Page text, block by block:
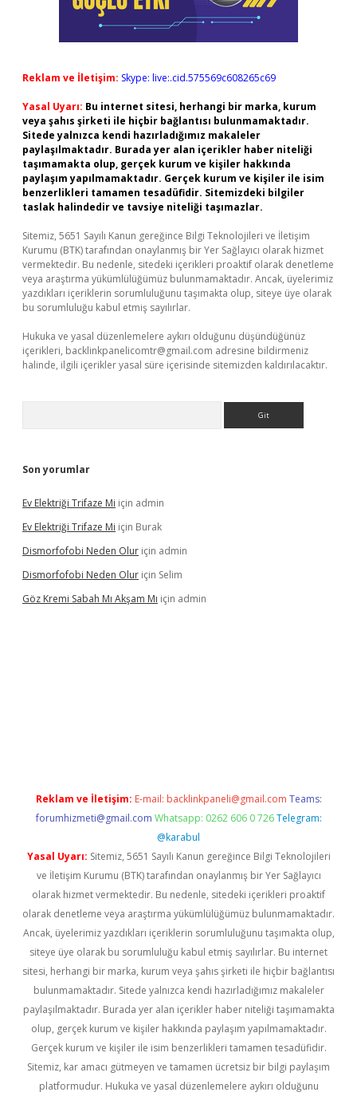
Reklam ve İletişim: Skype: live:.cid.575569c608265c69
Yasal Uyarı: Bu internet sitesi, herhangi bir marka, kurum
veya şahıs şirketi ile hiçbir bağlantısı bulunmamaktadır.
Sitede yalnızca kendi hazırladığımız makaleler
paylaşılmaktadır. Burada yer alan içerikler haber niteliği
taşımamakta olup, gerçek kurum ve kişiler hakkında
paylaşım yapılmamaktadır. Gerçek kurum ve kişiler ile isim
benzerlikleri tamamen tesadüfidir. Sitemizdeki bilgiler
taslak halindedir ve tavsiye niteliği taşımazlar.
Sitemiz, 5651 Sayılı Kanun gereğince Bilgi Teknolojileri ve İletişim
Kurumu (BTK) tarafından onaylanmış bir Yer Sağlayıcı olarak hizmet
vermektedir. Bu nedenle, sitedeki içerikleri proaktif olarak denetleme
veya araştırma yükümlülüğümüz bulunmamaktadır. Ancak, üyelerimiz
yazdıkları içeriklerin sorumluluğunu taşımakta olup, siteye üye olarak
bu sorumluluğu kabul etmiş sayılırlar.
Hukuka ve yasal düzenlemelere aykırı olduğunu düşündüğünüz
içerikleri, backlinkpanelicomtr@gmail.com adresine bildirmeniz
halinde, ilgili içerikler yasal süre içerisinde sitemizden kaldırılacaktır.
Son yorumlar
Ev Elektriği Trifaze Mi için admin
Ev Elektriği Trifaze Mi için Burak
Dismorfofobi Neden Olur için admin
Dismorfofobi Neden Olur için Selim
Göz Kremi Sabah Mı Akşam Mı için admin
Reklam ve İletişim: E-mail: backlinkpaneli@gmail.com Teams:
forumhizmeti@gmail.com Whatsapp: 0262 606 0 726 Telegram:
@karabul
Yasal Uyarı: Sitemiz, 5651 Sayılı Kanun gereğince Bilgi Teknolojileri
ve İletişim Kurumu (BTK) tarafından onaylanmış bir Yer Sağlayıcı
olarak hizmet vermektedir. Bu nedenle, sitedeki içerikleri proaktif
olarak denetleme veya araştırma yükümlülüğümüz bulunmamaktadır.
Ancak, üyelerimiz yazdıkları içeriklerin sorumluluğunu taşımakta olup,
siteye üye olarak bu sorumluluğu kabul etmiş sayılırlar. Bu internet
sitesi, herhangi bir marka, kurum veya şahıs şirketi ile hiçbir bağlantısı
bulunmamaktadır. Sitede yalnızca kendi hazırladığımız makaleler
paylaşılmaktadır. Burada yer alan içerikler haber niteliği taşımamakta
olup, gerçek kurum ve kişiler hakkında paylaşım yapılmamaktadır.
Gerçek kurum ve kişiler ile isim benzerlikleri tamamen tesadüfidir.
Sitemiz, kar amacı gütmeyen ve tamamen ücretsiz bir bilgi paylaşım
platformudur. Hukuka ve yasal düzenlemelere aykırı olduğunu